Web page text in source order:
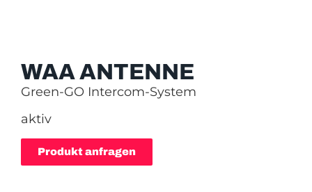
WAA ANTENNE
Green-GO Intercom-System
aktiv
Produkt anfragen